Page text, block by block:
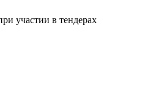
участии в тендерах